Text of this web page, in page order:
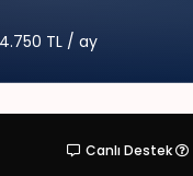
4.750 TL / ay
Canlı Destek